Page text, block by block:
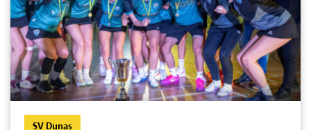
SV Dunas